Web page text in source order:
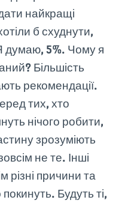
найкращі
б схуднути,
думаю, 5%. Чому я
Більшість
рекомендації.
тих, хто
нічого робити,
зрозуміють
не те. Інші
різні причини та
Будуть ті,